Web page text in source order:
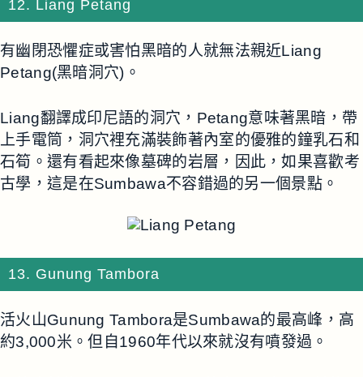
12. Liang Petang
有幽閉恐懼症或害怕黑暗的人就無法親近Liang
Petang(黑暗洞穴)。
Liang翻譯成印尼語的洞穴，Petang意味著黑暗，帶
上手電筒，洞穴裡充滿裝飾著內室的優雅的鐘乳石和
石筍。還有看起來像墓碑的岩層，因此，如果喜歡考
古學，這是在Sumbawa不容錯過的另一個景點。
13. Gunung Tambora
活火山Gunung Tambora是Sumbawa的最高峰，高
約3,000米。但自1960年代以來就沒有噴發過。